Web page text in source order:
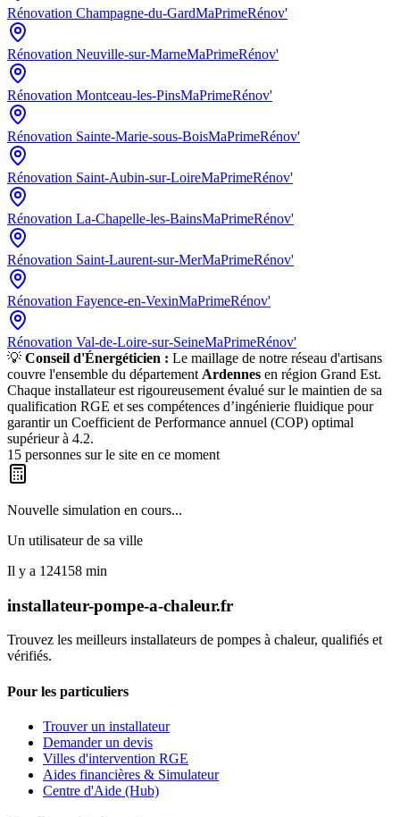
Rénovation Champagne-du-GardMaPrimeRénov'
Rénovation Neuville-sur-MarneMaPrimeRénov'
Rénovation Montceau-les-PinsMaPrimeRénov'
Rénovation Sainte-Marie-sous-BoisMaPrimeRénov'
Rénovation Saint-Aubin-sur-LoireMaPrimeRénov'
Rénovation La-Chapelle-les-BainsMaPrimeRénov'
Rénovation Saint-Laurent-sur-MerMaPrimeRénov'
Rénovation Fayence-en-VexinMaPrimeRénov'
Rénovation Val-de-Loire-sur-SeineMaPrimeRénov'
💡 Conseil d'Énergéticien : Le maillage de notre réseau d'artisans
couvre l'ensemble du département Ardennes en région Grand Est.
Chaque installateur est rigoureusement évalué sur le maintien de sa
qualification RGE et ses compétences d’ingénierie fluidique pour
garantir un Coefficient de Performance annuel (COP) optimal
supérieur à 4.2.
15 personnes sur le site en ce moment
Nouvelle simulation en cours...
Un utilisateur de sa ville
Il y a 124158 min
installateur-pompe-a-chaleur.fr
Trouvez les meilleurs installateurs de pompes à chaleur, qualifiés et
vérifiés.
Pour les particuliers
Trouver un installateur
Demander un devis
Villes d'intervention RGE
Aides financières & Simulateur
Centre d'Aide (Hub)